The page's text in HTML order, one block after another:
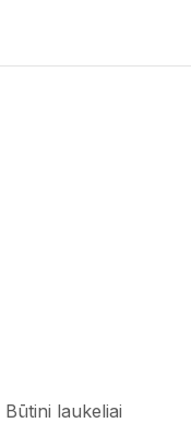
Būtini laukeliai